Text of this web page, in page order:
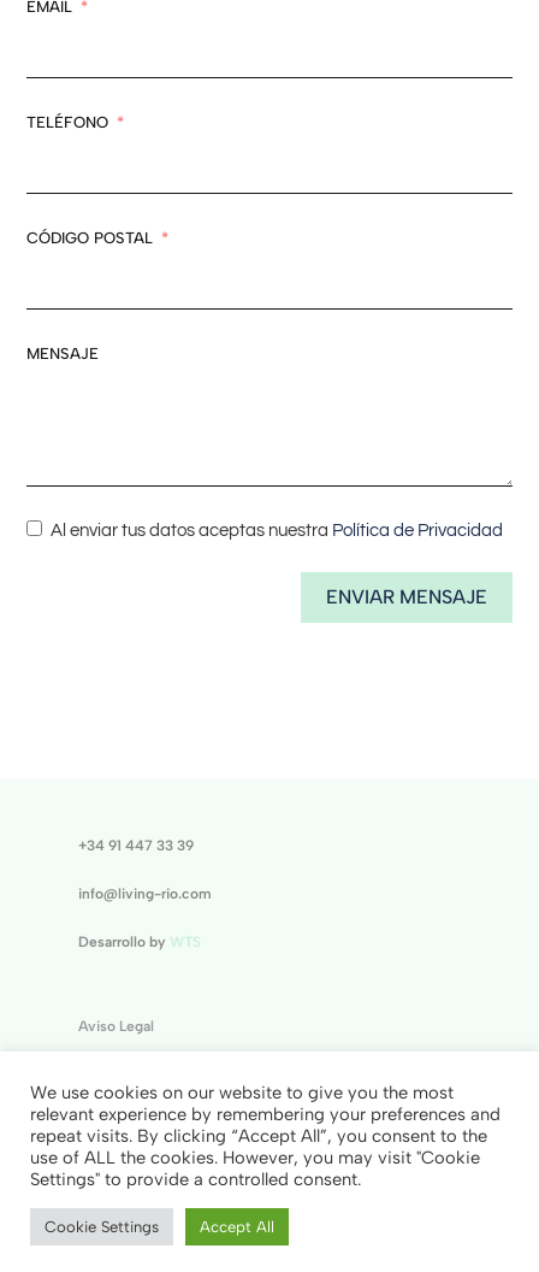
EMAIL
TELÉFONO
CÓDIGO POSTAL
MENSAJE
Al enviar tus datos aceptas nuestra Política de Privacidad
ENVIAR MENSAJE
+34 91 447 33 39
info@living-rio.com
Desarrollo by WTS
Aviso Legal
Política de Privacidad
© 2025 Living Rio Madrid
We use cookies on our website to give you the most
relevant experience by remembering your preferences and
repeat visits. By clicking “Accept All”, you consent to the
use of ALL the cookies. However, you may visit "Cookie
Settings" to provide a controlled consent.
Cookie Settings Accept All